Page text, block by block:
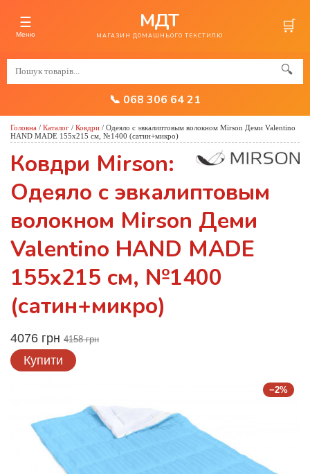
☰
Меню
МДТ
МАГАЗИН ДОМАШНЬОГО ТЕКСТИЛЮ 🛒
🔍
📞 068 306 64 21
Головна / Каталог / Ковдри / Одеяло с эвкалиптовым волокном Mirson Деми Valentino
HAND MADE 155x215 см, №1400 (сатин+микро)
Ковдри Mirson:
Одеяло с эвкалиптовым
волокном Mirson Деми
Valentino HAND MADE
155x215 см, №1400
(сатин+микро)
4076 грн 4158 грн
Купити
−2%